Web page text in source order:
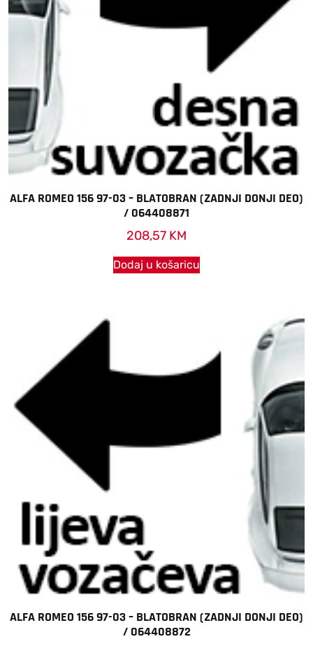
ALFA ROMEO 156 97-03 – BLATOBRAN (ZADNJI DONJI DEO)
/ 064408871
208,57 KM
Dodaj u košaricu
ALFA ROMEO 156 97-03 – BLATOBRAN (ZADNJI DONJI DEO)
/ 064408872